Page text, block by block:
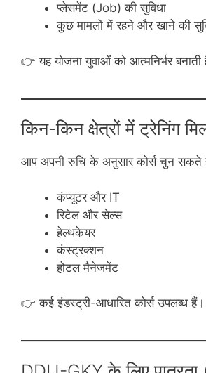
प्लेसमेंट (Job) की सुविधा
कुछ मामलों में रहने और खाने की
👉 यह योजना युवाओं को आत्मनिर्भर बनाती
किन-किन क्षेत्रों में ट्रेनिंग
आप अपनी रुचि के अनुसार कोर्स चुन सकते
कंप्यूटर और IT
रिटेल और सेल्स
हेल्थकेयर
कंस्ट्रक्शन
होटल मैनेजमेंट
👉 कई इंडस्ट्री-आधारित कोर्स उपलब्ध हैं।